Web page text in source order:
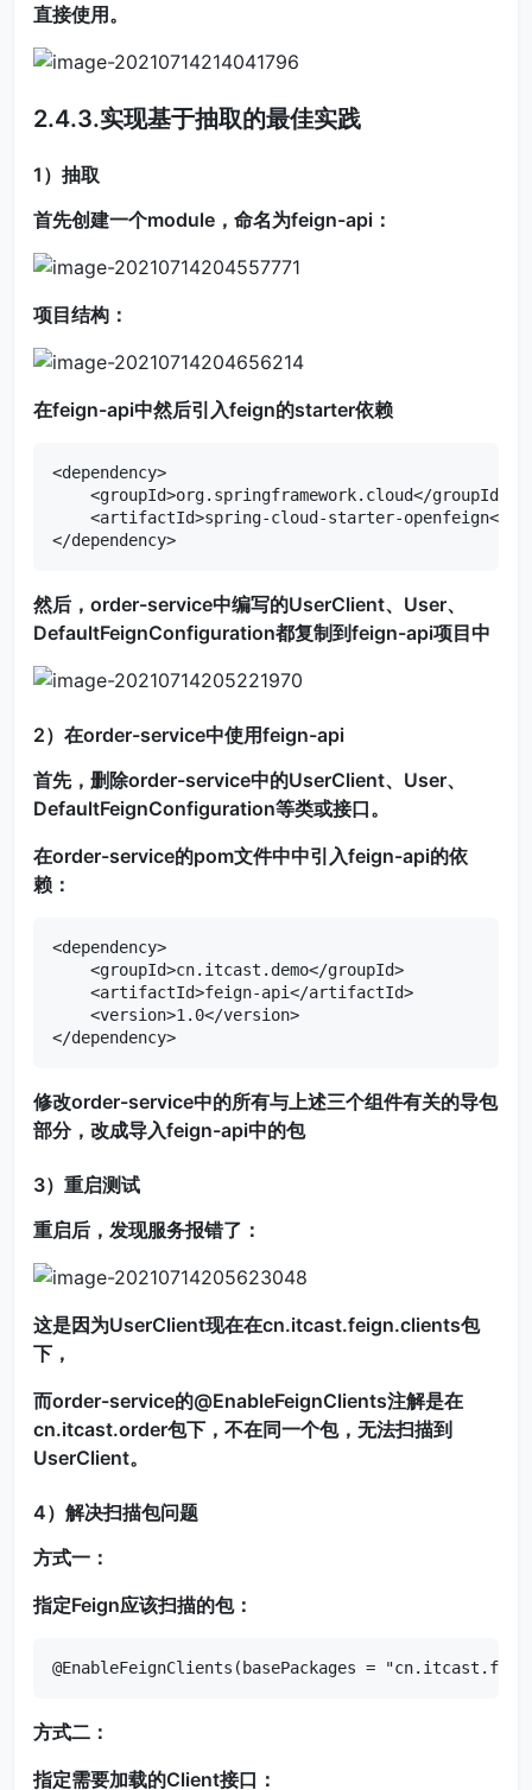
直接使用。
2.4.3.实现基于抽取的最佳实践
1）抽取
首先创建一个module，命名为feign-api：
项目结构：
在feign-api中然后引入feign的starter依赖
<dependency>
    <groupId>org.springframework.cloud</groupId>
<artifactId>spring-cloud-starter-openfeign</
</dependency>
然后，order-service中编写的UserClient、User、
DefaultFeignConfiguration都复制到feign-api项目中
2）在order-service中使用feign-api
首先，删除order-service中的UserClient、User、
DefaultFeignConfiguration等类或接口。
在order-service的pom文件中中引入feign-api的依
赖：
<dependency>
    <groupId>cn.itcast.demo</groupId>
    <artifactId>feign-api</artifactId>
    <version>1.0</version>
</dependency>
修改order-service中的所有与上述三个组件有关的导包
部分，改成导入feign-api中的包
3）重启测试
重启后，发现服务报错了：
这是因为UserClient现在在cn.itcast.feign.clients包
下，
而order-service的@EnableFeignClients注解是在
cn.itcast.order包下，不在同一个包，无法扫描到
UserClient。
4）解决扫描包问题
方式一：
指定Feign应该扫描的包：
@EnableFeignClients(basePackages =
方式二：
指定需要加载的Client接口：